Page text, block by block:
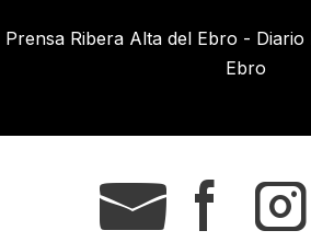
Prensa Ribera Alta del Ebro - Diario
Ebro
g s t